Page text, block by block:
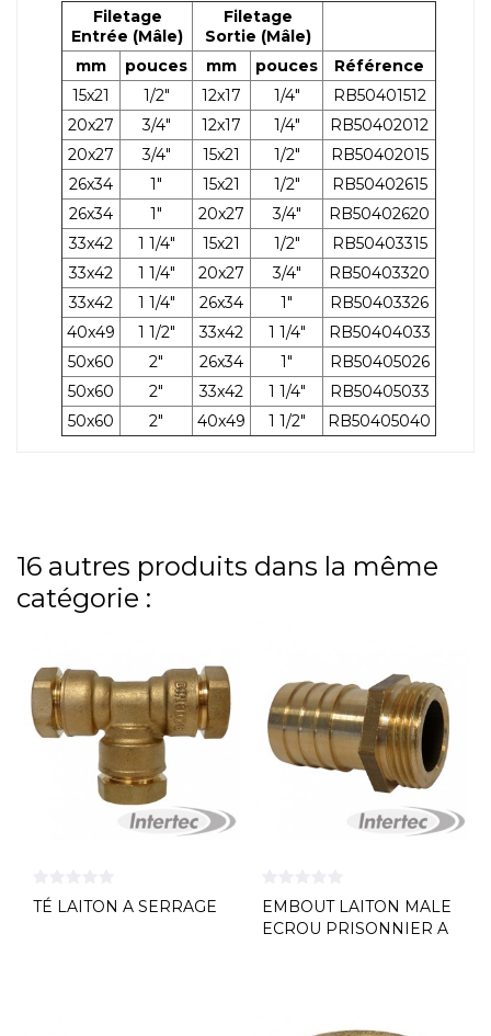
Filetage
Entrée (Mâle)
Filetage
Sortie (Mâle)
mm
pouces mm pouces
Référence
15x21
1/2" 12x17 1/4"
RB50401512
20x27
3/4" 12x17 1/4"
RB50402012
20x27
3/4" 15x21 1/2"
RB50402015
26x34
1" 15x21 1/2"
RB50402615
26x34
1" 20x27 3/4"
RB50402620
33x42
1 1/4" 15x21 1/2"
RB50403315
33x42
1 1/4" 20x27 3/4"
RB50403320
33x42
1 1/4" 26x34 1"
RB50403326
40x49
1 1/2" 33x42 1 1/4"
RB50404033
50x60
2" 26x34 1"
RB50405026
50x60
2" 33x42 1 1/4"
RB50405033
50x60
2" 40x49 1 1/2" RB50405040
16 autres produits dans la même
catégorie :
TÉ LAITON A SERRAGE
EMBOUT LAITON MALE
ECROU PRISONNIER A